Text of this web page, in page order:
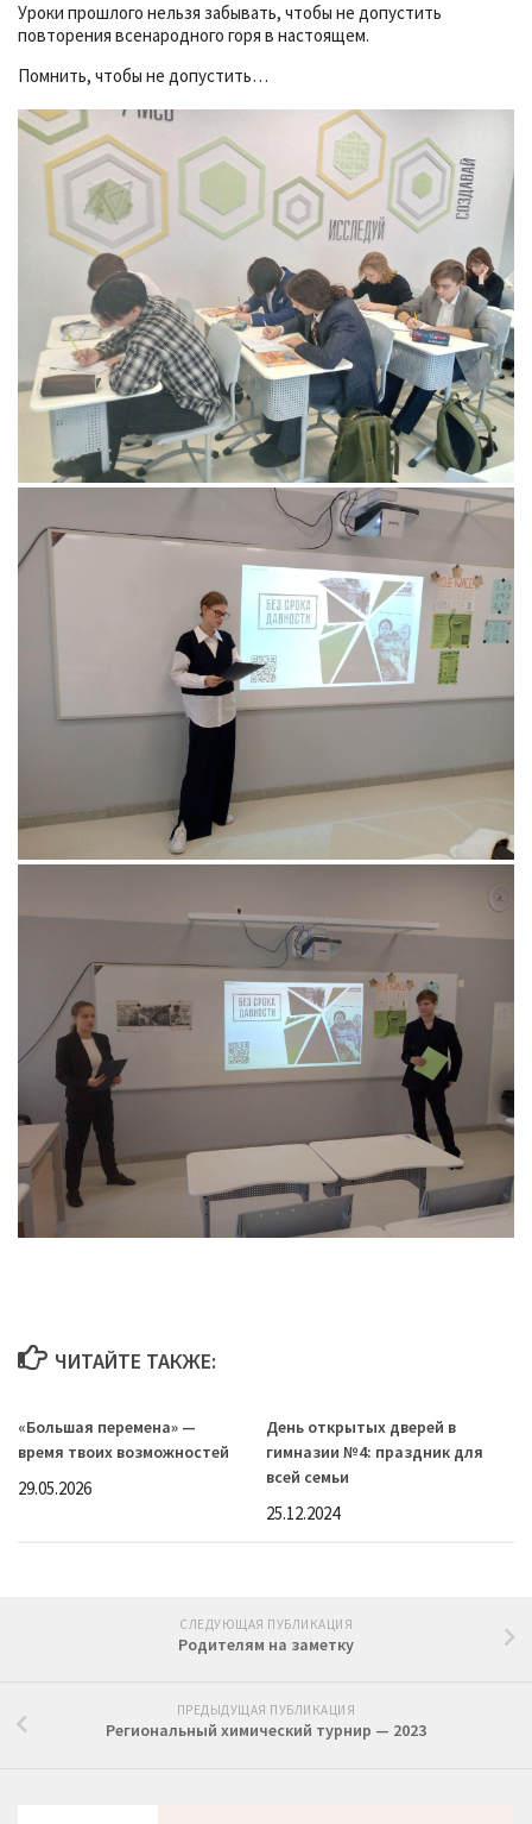
Уроки прошлого нельзя забывать, чтобы не допустить
повторения всенародного горя в настоящем.
Помнить, чтобы не допустить…
ЧИТАЙТЕ ТАКЖЕ:
«Большая перемена» —
время твоих возможностей
29.05.2026
День открытых дверей в
гимназии №4: праздник для
всей семьи
25.12.2024
СЛЕДУЮЩАЯ ПУБЛИКАЦИЯ
Родителям на заметку
ПРЕДЫДУЩАЯ ПУБЛИКАЦИЯ
Региональный химический турнир — 2023